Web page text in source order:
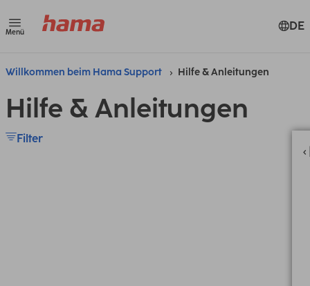
Menü DE
Willkommen beim Hama Support Hilfe & Anleitungen
Hilfe & Anleitungen
Filter